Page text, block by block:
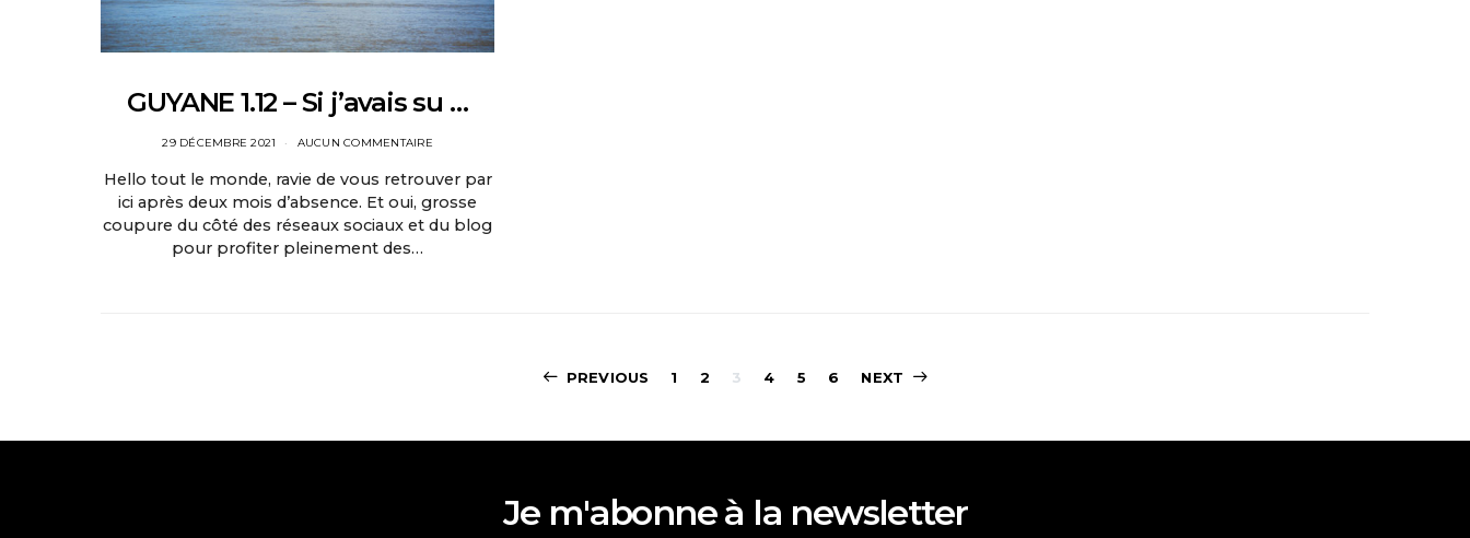
GUYANE 1.12 – Si j’avais su …
29 DÉCEMBRE 2021 AUCUN COMMENTAIRE
Hello tout le monde, ravie de vous retrouver par
ici après deux mois d’absence. Et oui, grosse
coupure du côté des réseaux sociaux et du blog
pour profiter pleinement des…
Pagination
PREVIOUS 1 2 3 4 5 6 NEXT
Je m'abonne à la newsletter